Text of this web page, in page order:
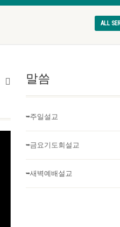
ALL
말씀
➥주일설교
➥금요기도회설교
➥새벽예배설교